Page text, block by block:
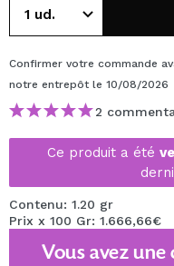
Confirmer votre commande
notre entrepôt le 10/08/2026
2
Ce produit a été
Contenu: 1.20 gr
Prix x 100 Gr: 1.666,66€
Vous avez